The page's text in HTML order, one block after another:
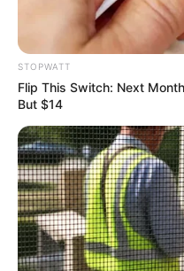
Arthrologist Begs To
This Instead
FORGE BODY
STOPWATT
Flip This Switch: Next
But $14